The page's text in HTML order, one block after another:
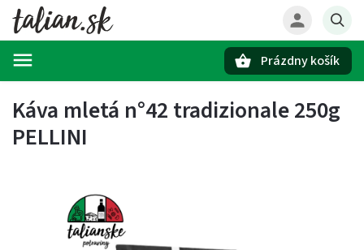
Prázdny košík
Káva mletá n°42 tradizionale 250g
PELLINI